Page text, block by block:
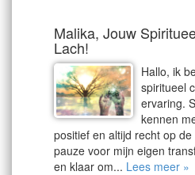
Malika, Jouw
Lach!
Hallo, ik
spiritueel
ervaring.
kennen
positief en altijd recht op
pauze voor mijn eigen
en klaar om... Lees meer »